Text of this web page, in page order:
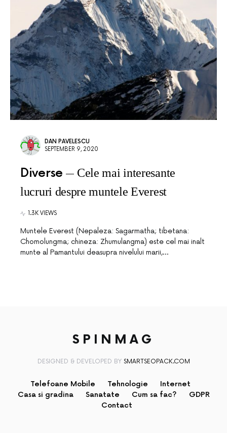
DAN PAVELESCU
SEPTEMBER 9, 2020
Diverse
Cele mai interesante
lucruri despre muntele Everest
1.3K VIEWS
Muntele Everest (Nepaleza: Sagarmatha; tibetana:
Chomolungma; chineza: Zhumulangma) este cel mai inalt
munte al Pamantului deasupra nivelului marii,…
SPINMAG
DESIGNED & DEVELOPED BY SMARTSEOPACK.COM
Telefoane Mobile Tehnologie
Internet
Casa si gradina
Sanatate Cum sa fac?
GDPR
Contact